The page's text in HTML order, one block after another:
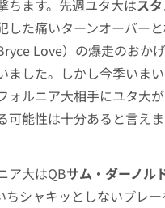
ちます。先週ユタ大はス
した痛いターンオーバー
Bryce Love）の爆走のおか
ました。しかし今季いま
ォルニア大相手にユタ大
可能性は十分あると言えま
ア大はQBサム・ダーノル
シャキッとしないプレー